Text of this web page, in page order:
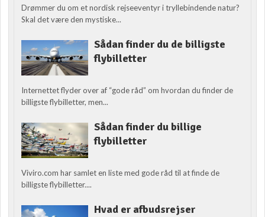
Drømmer du om et nordisk rejseeventyr i tryllebindende natur?
Skal det være den mystiske...
Sådan finder du de billigste
flybilletter
Internettet flyder over af “gode råd” om hvordan du finder de
billigste flybilletter, men...
Sådan finder du billige
flybilletter
Viviro.com har samlet en liste med gode råd til at finde de
billigste flybilletter....
Hvad er afbudsrejser